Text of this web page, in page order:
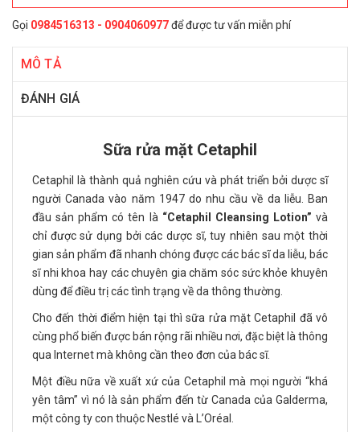
Gọi 0984516313 - 0904060977để được tư vấn miễn phí
MÔ TẢ
ĐÁNH GIÁ
Sữa rửa mặt Cetaphil
Cetaphil là thành quả nghiên cứu và phát triển bởi dược sĩ
người Canada vào năm 1947 do nhu cầu về da liễu. Ban
đầu sản phẩm có tên là “Cetaphil Cleansing Lotion” và
chỉ được sử dụng bởi các dược sĩ, tuy nhiên sau một thời
gian sản phẩm đã nhanh chóng được các bác sĩ da liễu, bác
sĩ nhi khoa hay các chuyên gia chăm sóc sức khỏe khuyên
dùng để điều trị các tình trạng về da thông thường.
Cho đến thời điểm hiện tại thì sữa rửa mặt Cetaphil đã vô
cùng phổ biến được bán rộng rãi nhiều nơi, đặc biệt là thông
qua Internet mà không cần theo đơn của bác sĩ.
Một điều nữa về xuất xứ của Cetaphil mà mọi người “khá
yên tâm” vì nó là sản phẩm đến từ Canada của Galderma,
một công ty con thuộc Nestlé và L’Oréal.